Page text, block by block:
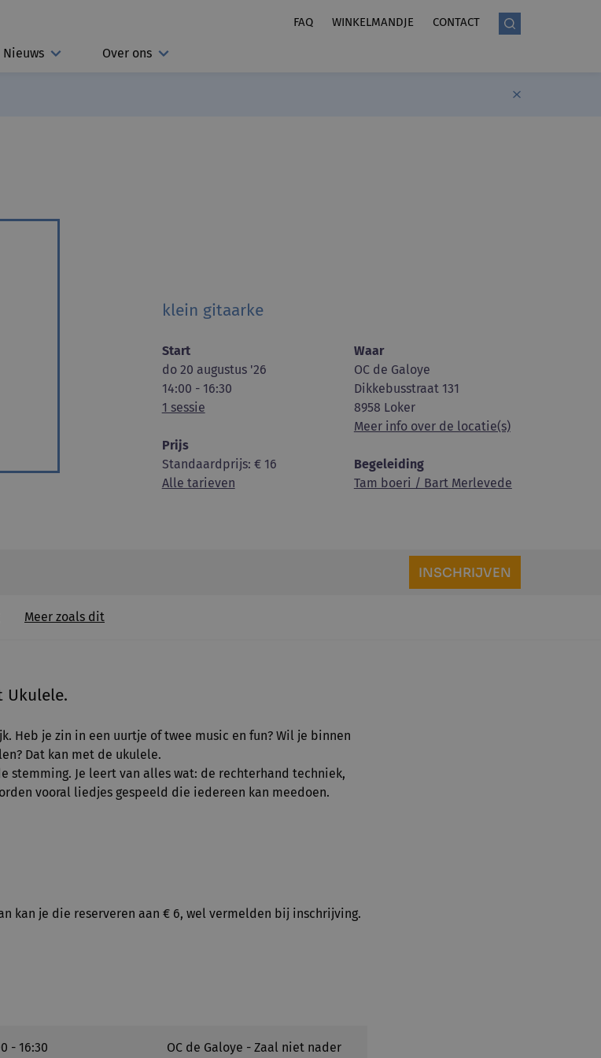
FAQ WINKELMANDJE CONTACT
Nieuws Over ons
klein gitaarke
Start
do 20 augustus '26
14:00 - 16:30
1 sessie
Prijs
Standaardprijs: € 16
Alle tarieven
Waar
OC de Galoye
Dikkebusstraat 131
8958 Loker
Meer info over de locatie(s)
Begeleiding
Tam boeri / Bart Merlevede
INSCHRIJVEN
Meer zoals dit
Ukulele.
Heb je zin in een uurtje of twee music en fun? Wil je binnen
Dat kan met de ukulele.
stemming. Je leert van alles wat: de rechterhand techniek,
vooral liedjes gespeeld die iedereen kan meedoen.
kan je die reserveren aan € 6, wel vermelden bij inschrijving.
- 16:30
OC de Galoye - Zaal niet nader